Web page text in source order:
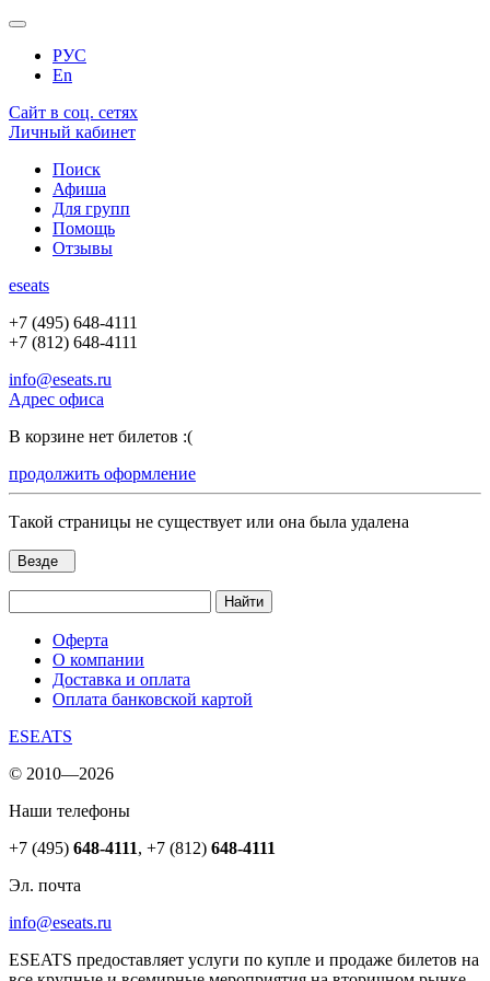
РУС
En
Сайт в соц. сетях
Личный кабинет
Поиск
Афиша
Для групп
Помощь
Отзывы
eseats
+7 (495) 648-4111
+7 (812) 648-4111
info@eseats.ru
Адрес офиса
В корзине нет билетов :(
продолжить оформление
Такой страницы не существует или она была удалена
Везде
Найти
Оферта
О компании
Доставка и оплата
Оплата банковской картой
ESEATS
© 2010—2026
Наши телефоны
+7 (495) 648-4111, +7 (812) 648-4111
Эл. почта
info@eseats.ru
ESEATS предоставляет услуги по купле и продаже билетов на